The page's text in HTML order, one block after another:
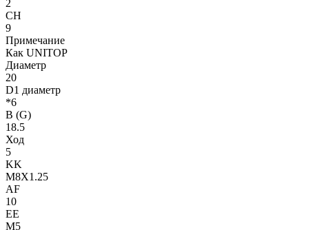
2
CH
9
Примечание
Как UNITOP
Диаметр
20
D1 диаметр
*6
B (G)
18.5
Ход
5
KK
M8X1.25
AF
10
EE
M5